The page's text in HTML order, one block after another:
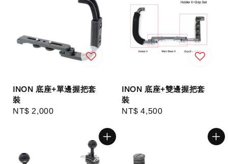
INON 底座+單邊握把套
裝
Regular
NT$ 2,000
INON 底座+雙邊握把套
裝
Regular
NT$ 4,500